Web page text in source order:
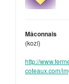
Mâconnais
(kozí)
http://
coteaux.com/